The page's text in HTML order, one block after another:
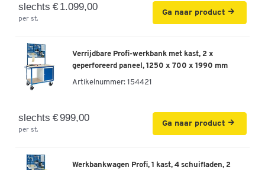
slechts € 1.099,00
per st.
Ga naar product
Verrijdbare Profi-werkbank met kast, 2 x
geperforeerd paneel, 1250 x 700 x 1990 mm
Artikelnummer: 154421
slechts € 999,00
per st.
Ga naar product
Werkbankwagen Profi, 1 kast, 4 schuifladen, 2